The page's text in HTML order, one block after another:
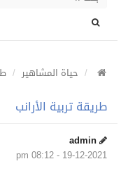
حياة المشاهير
طريقة تربية الأرانب
admin
19-12-2021 - 08:12 pm